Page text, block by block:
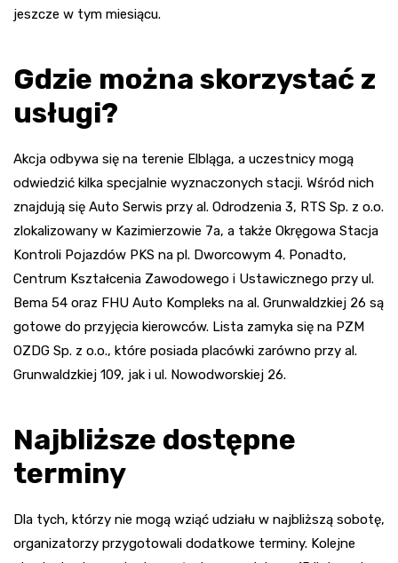
jeszcze w tym miesiącu.
Gdzie można skorzystać z
usługi?
Akcja odbywa się na terenie Elbląga, a uczestnicy mogą
odwiedzić kilka specjalnie wyznaczonych stacji. Wśród nich
znajdują się Auto Serwis przy al. Odrodzenia 3, RTS Sp. z o.o.
zlokalizowany w Kazimierzowie 7a, a także Okręgowa Stacja
Kontroli Pojazdów PKS na pl. Dworcowym 4. Ponadto,
Centrum Kształcenia Zawodowego i Ustawicznego przy ul.
Bema 54 oraz FHU Auto Kompleks na al. Grunwaldzkiej 26 są
gotowe do przyjęcia kierowców. Lista zamyka się na PZM
OZDG Sp. z o.o., które posiada placówki zarówno przy al.
Grunwaldzkiej 109, jak i ul. Nowodworskiej 26.
Najbliższe dostępne
terminy
Dla tych, którzy nie mogą wziąć udziału w najbliższą sobotę,
organizatorzy przygotowali dodatkowe terminy. Kolejne